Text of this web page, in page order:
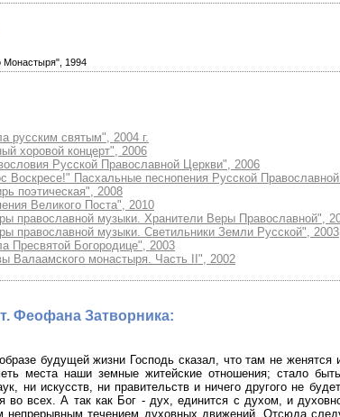
1994
святым", 2004 г.
хоровой концерт", 2006
Русской Православной Церкви", 2006
Пасхальные песнопения Русской
поэтическая", 2008
Великого Поста", 2010
музыки. Хранители Веры Православной",
музыки. Светильники Земли Русской", 2003
Богородице", 2003
монастыря. Часть II", 2002
Феофана Затворника:
будущей жизни Господь сказал, что там не женятся
места наши земные житейские отношения; стало
ни искусств, ни правительств и ничего другого не
во всех. А так как Бог - дух, единится с духом, и
непрерывным течением духовных движений. Отсюда